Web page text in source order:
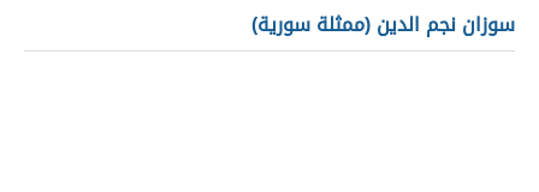
سوزان نجم الدين (ممثلة سورية)